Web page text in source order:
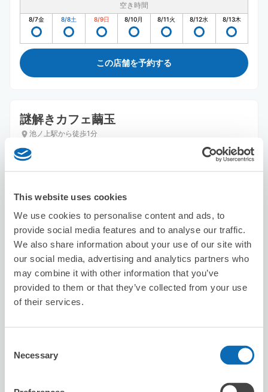
This website uses cookies
We use cookies to personalise content and ads, to
provide social media features and to analyse our traffic.
We also share information about your use of our site with
our social media, advertising and analytics partners who
may combine it with other information that you’ve
provided to them or that they’ve collected from your use
of their services.
Selection
Necessary
空き時間
8/7金 8/8土 8/9日 8/10月 8/11火 8/12水 8/13木
この店舗を予約する
謎解きカフェ繭玉
池ノ上駅から徒歩1分
スーツケースサイズ:4 バッグサイズ:5
8/10